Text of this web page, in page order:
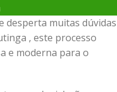
desperta muitas dúvidas
, este processo
e moderna para o